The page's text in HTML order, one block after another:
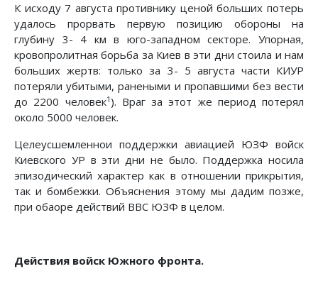
К исходу 7 августа противнику ценой больших потерь
удалось прорвать первую позицию обороны на
глубину 3- 4 км в юго-западном секторе. Упорная,
кровопролитная борьба за Киев в эти дни стоила и нам
больших жертв: толь­ко за 3- 5 августа части КИУР
потеряли убитыми, ранеными и пропавшими без вести
до 2200 человек1). Враг за этот же период потерял
около 5000 человек.
Целеусшемленнои поддержки авиацией ЮЗФ войск
Киев­ского УР в эти дни не было. Поддержка носила
эпизодиче­ский характер как в отношении прикрытия,
так и бомбежки. Объяснения этому мы дадим позже,
при обаоре действий ВВС ЮЗФ в целом.
Действия войск Южного фронта.